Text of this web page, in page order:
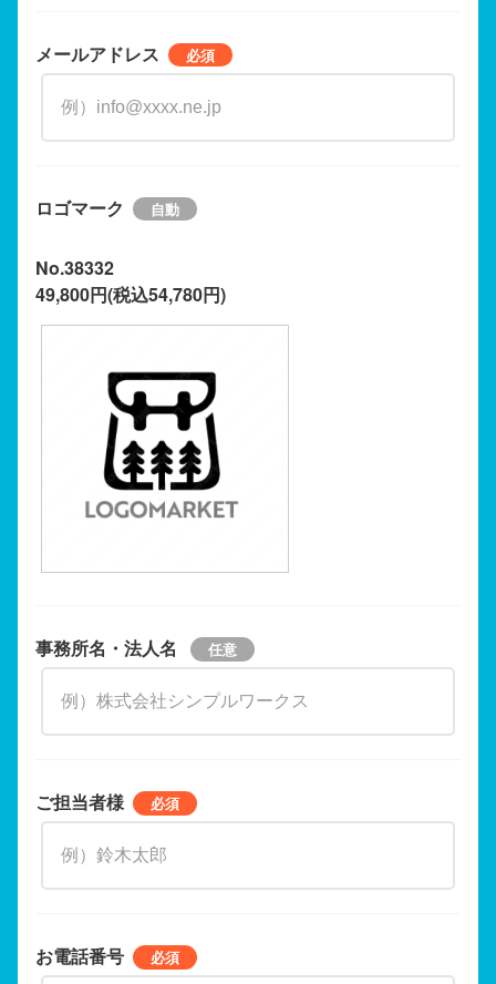
メールアドレス
ロゴマーク
No.38332
49,800円(税込54,780円)
事務所名・法人名
ご担当者様
お電話番号